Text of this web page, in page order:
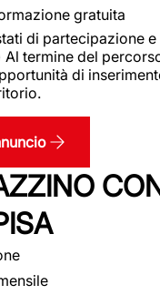
gratuita
di partecipazione e
termine del
di